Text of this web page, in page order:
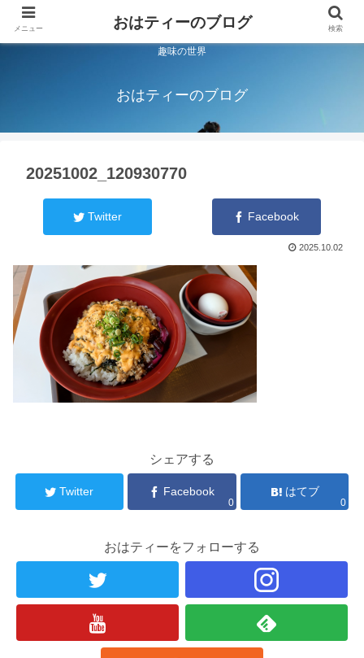
趣味の世界
おはティーのブログ
20251002_120930770
Twitter Facebook
2025.10.02
シェアする
Twitter Facebook
0
はてブ
0
おはティーをフォローする
メニュー おはティーのブログ 検索